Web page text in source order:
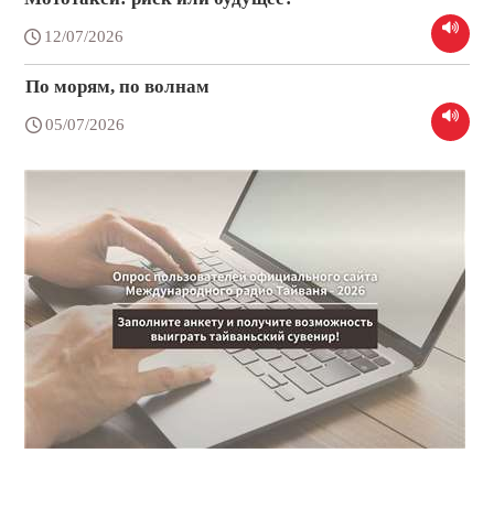
12/07/2026
По морям, по волнам
05/07/2026